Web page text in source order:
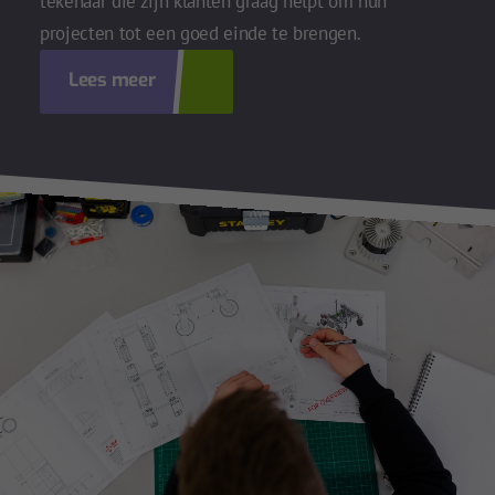
projecten tot een goed einde te brengen.
Lees meer